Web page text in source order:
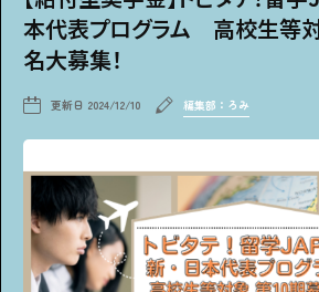
ファッション
トレンド
エンタメ
特集・連載
本代表プログラム 高校生等
名大募集！
更新日 2024/12/10 編集部：ろみ